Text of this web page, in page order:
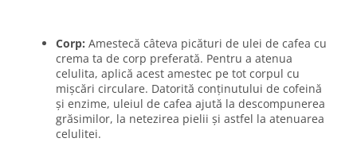
Corp: Amestecă câteva picături de ulei de cafea cu
crema ta de corp preferată. Pentru a atenua
celulita, aplică acest amestec pe tot corpul cu
mișcări circulare. Datorită conținutului de cofeină
și enzime, uleiul de cafea ajută la descompunerea
grăsimilor, la netezirea pielii și astfel la atenuarea
celulitei.